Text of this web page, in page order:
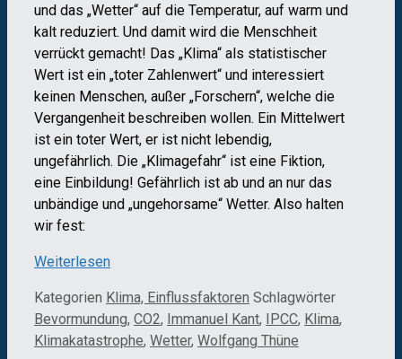
und das „Wetter“ auf die Temperatur, auf warm und
kalt reduziert. Und damit wird die Menschheit
verrückt gemacht! Das „Klima“ als statistischer
Wert ist ein „toter Zahlenwert“ und interessiert
keinen Menschen, außer „Forschern“, welche die
Vergangenheit beschreiben wollen. Ein Mittelwert
ist ein toter Wert, er ist nicht lebendig,
ungefährlich. Die „Klimagefahr“ ist eine Fiktion,
eine Einbildung! Gefährlich ist ab und an nur das
unbändige und „ungehorsame“ Wetter. Also halten
wir fest:
Weiterlesen
Kategorien Klima, Einflussfaktoren Schlagwörter
Bevormundung, CO2, Immanuel Kant, IPCC, Klima,
Klimakatastrophe, Wetter, Wolfgang Thüne